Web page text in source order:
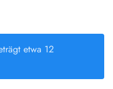
etwa 12